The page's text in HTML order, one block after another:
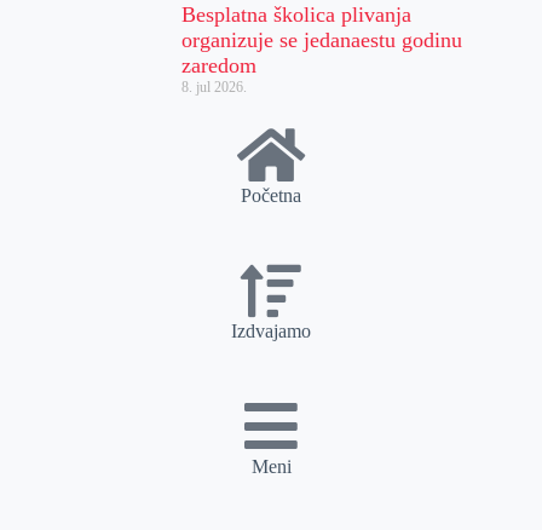
Besplatna školica plivanja
organizuje se jedanaestu godinu
zaredom
8. jul 2026.
Početna
Izdvajamo
Meni